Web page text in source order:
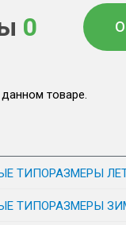
0
товаре.
ТИПОРАЗМЕРЫ
ТИПОРАЗМЕРЫ